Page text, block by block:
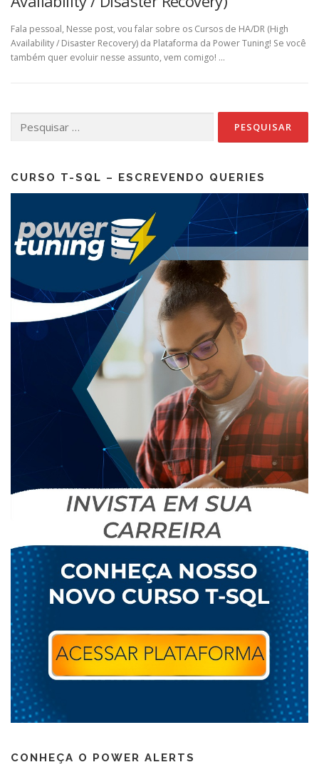
Fala pessoal, Nesse post, vou falar sobre os Cursos de HA/DR (High
Availability / Disaster Recovery) da Plataforma da Power Tuning! Se você
também quer evoluir nesse assunto, vem comigo! …
por:
CURSO T-SQL – ESCREVENDO QUERIES
CONHEÇA O POWER ALERTS